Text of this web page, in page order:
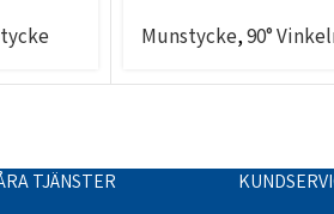
Munstycke,90°
TJÄNSTER